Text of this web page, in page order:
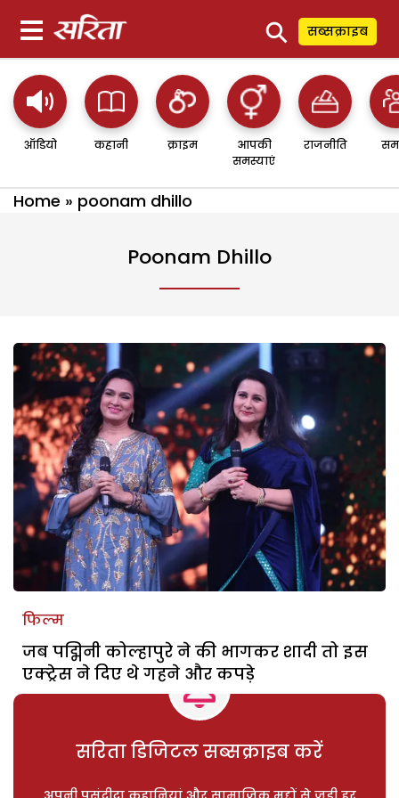
⚲ सब्सक्राइब
ऑडियो कहानी क्राइम
आपकी
समस्याएं
राजनीति
Home » poonam dhillo
Poonam Dhillo
फिल्म
जब पद्मिनी कोल्हापुरे ने की भागकर शादी तो इस
एक्ट्रेस ने दिए थे गहने और कपड़े
सरिता डिजिटल सब्सक्राइब करें